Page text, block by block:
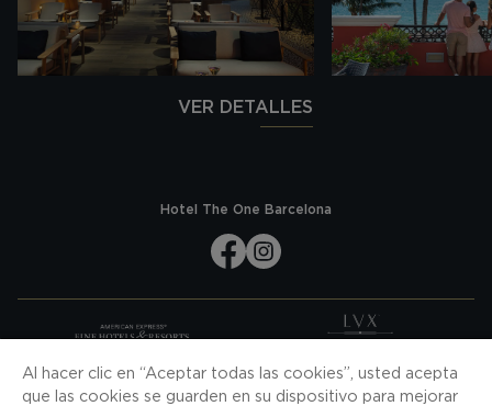
VER DETALLES
Hotel The One Barcelona
SUSCRÍBASE A NUESTRAS NOVEDADES
Al hacer clic en “Aceptar todas las cookies”, usted acepta
que las cookies se guarden en su dispositivo para mejorar